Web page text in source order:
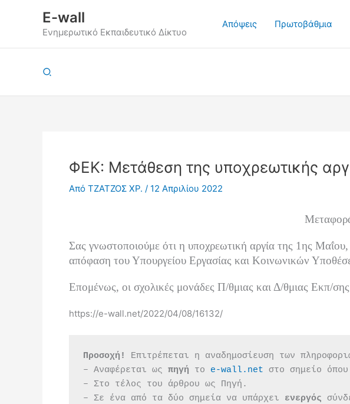
περιεχόμενο
E-wall
Ενημερωτικό Εκπαιδευτικό Δίκτυο
Απόψεις Πρωτοβάθμια
Αναζήτηση
ΦΕΚ: Μετάθεση της υποχρεωτικής
Από ΤΖΑΤΖΟΣ ΧΡ. / 12 Απριλίου 2022
Σας γνωστοποιούμε ότι η υποχρεωτική αργία της 1ης
απόφαση του Υπουργείου Εργασίας και Κοινωνικών
Επομένως, οι σχολικές μονάδες Π/θμιας και Δ/θμιας Εκπ/
https://e-wall.net/2022/04/08/16132/
Προσοχή!
Επιτρέπεται η αναδημοσίευση των
– Αναφέρεται ως πηγή το e-wall.net στο σημείο
– Στο τέλος του άρθρου ως Πηγή.
– Σε ένα από τα δύο σημεία να υπάρχει ενεργός